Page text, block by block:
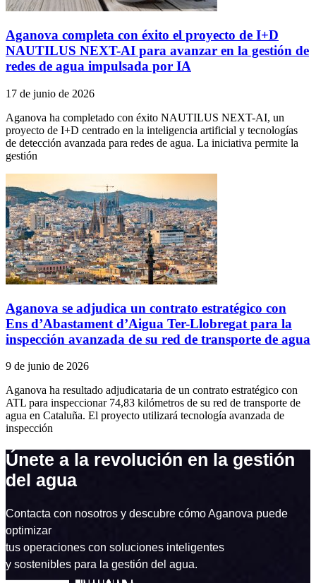
Aganova completa con éxito el proyecto de I+D
NAUTILUS NEXT-AI para avanzar en la gestión de
redes de agua impulsada por IA
17 de junio de 2026
Aganova ha completado con éxito NAUTILUS NEXT-AI, un
proyecto de I+D centrado en la inteligencia artificial y tecnologías
de detección avanzada para redes de agua. La iniciativa permite la
gestión
Aganova se adjudica un contrato estratégico con
Ens d’Abastament d’Aigua Ter-Llobregat para la
inspección avanzada de su red de transporte de agua
9 de junio de 2026
Aganova ha resultado adjudicataria de un contrato estratégico con
ATL para inspeccionar 74,83 kilómetros de su red de transporte de
agua en Cataluña. El proyecto utilizará tecnología avanzada de
inspección
Únete a la revolución en la gestión
del agua
Contacta con nosotros y descubre cómo Aganova puede
optimizar
tus operaciones con soluciones inteligentes
y sostenibles para la gestión del agua.